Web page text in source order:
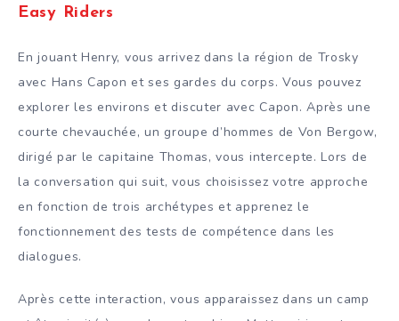
Easy Riders
En jouant Henry, vous arrivez dans la région de Trosky
avec Hans Capon et ses gardes du corps. Vous pouvez
explorer les environs et discuter avec Capon. Après une
courte chevauchée, un groupe d’hommes de Von Bergow,
dirigé par le capitaine Thomas, vous intercepte. Lors de
la conversation qui suit, vous choisissez votre approche
en fonction de trois archétypes et apprenez le
fonctionnement des tests de compétence dans les
dialogues.
Après cette interaction, vous apparaissez dans un camp